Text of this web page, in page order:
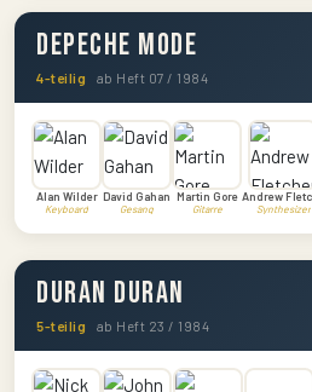
Depeche Mode
4-teilig ab Heft 07 / 1984
Alan Wilder
Keyboard
David Gahan
Gesang
Martin Gore
Gitarre Synthesizer
Duran Duran
5-teilig ab Heft 23 / 1984